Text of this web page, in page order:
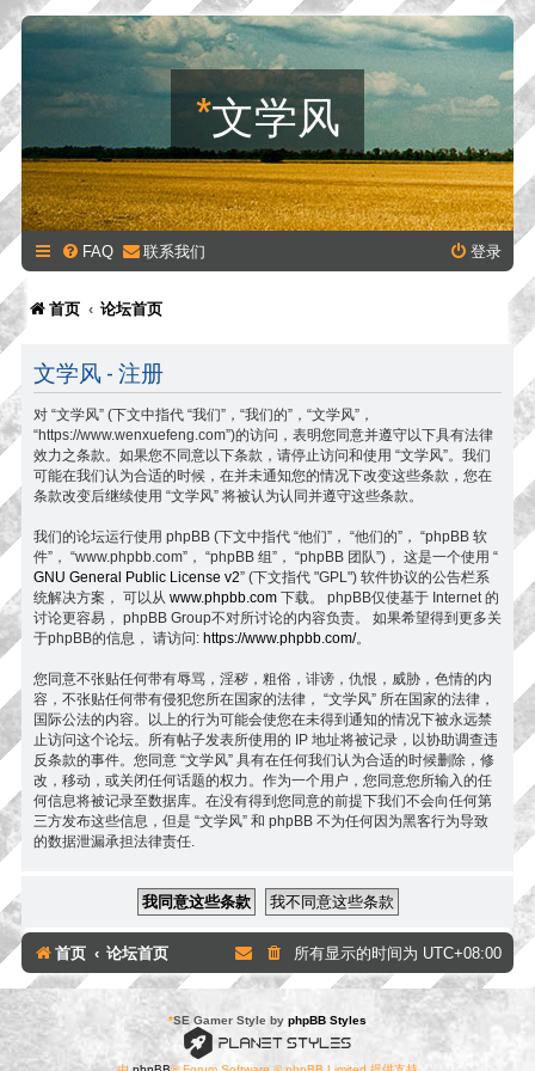
*文学风
FAQ 联系我们 登录
首页 论坛首页
文学风 - 注册
对 “文学风” (下文中指代 “我们”，“我们的”，“文学风”，
“https://www.wenxuefeng.com”)的访问，表明您同意并遵守以下具有法律
效力之条款。如果您不同意以下条款，请停止访问和使用 “文学风”。我们
可能在我们认为合适的时候，在并未通知您的情况下改变这些条款，您在
条款改变后继续使用 “文学风” 将被认为认同并遵守这些条款。
我们的论坛运行使用 phpBB (下文中指代 “他们”， “他们的”， “phpBB 软
件”， “www.phpbb.com”， “phpBB 组”， “phpBB 团队”)， 这是一个使用 “
GNU General Public License v2” (下文指代 "GPL") 软件协议的公告栏系
统解决方案， 可以从 www.phpbb.com 下载。 phpBB仅使基于 Internet 的
讨论更容易， phpBB Group不对所讨论的内容负责。 如果希望得到更多关
于phpBB的信息， 请访问: https://www.phpbb.com/。
您同意不张贴任何带有辱骂，淫秽，粗俗，诽谤，仇恨，威胁，色情的内
容，不张贴任何带有侵犯您所在国家的法律， “文学风” 所在国家的法律，
国际公法的内容。以上的行为可能会使您在未得到通知的情况下被永远禁
止访问这个论坛。所有帖子发表所使用的 IP 地址将被记录，以协助调查违
反条款的事件。您同意 “文学风” 具有在任何我们认为合适的时候删除，修
改，移动，或关闭任何话题的权力。作为一个用户，您同意您所输入的任
何信息将被记录至数据库。在没有得到您同意的前提下我们不会向任何第
三方发布这些信息，但是 “文学风” 和 phpBB 不为任何因为黑客行为导致
的数据泄漏承担法律责任.
首页 论坛首页 所有显示的时间为 UTC+08:00
*SE Gamer Style by phpBB Styles